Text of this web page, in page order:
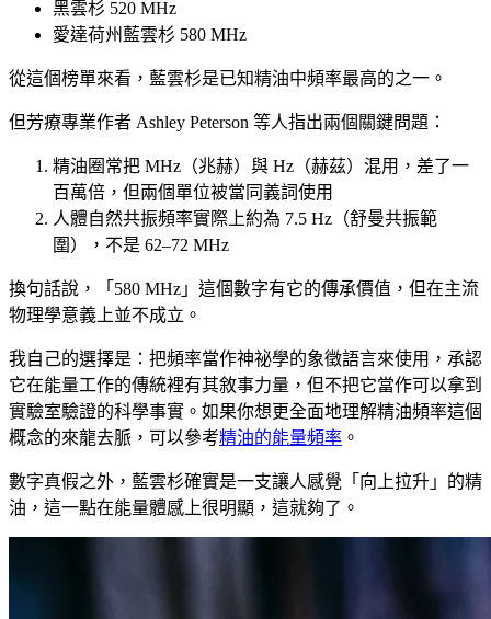
黑雲杉 520 MHz
愛達荷州藍雲杉 580 MHz
從這個榜單來看，藍雲杉是已知精油中頻率最高的之一。
但芳療專業作者 Ashley Peterson 等人指出兩個關鍵問題：
精油圈常把 MHz（兆赫）與 Hz（赫茲）混用，差了一
百萬倍，但兩個單位被當同義詞使用
人體自然共振頻率實際上約為 7.5 Hz（舒曼共振範
圍），不是 62–72 MHz
換句話說，「580 MHz」這個數字有它的傳承價值，但在主流
物理學意義上並不成立。
我自己的選擇是：把頻率當作神祕學的象徵語言來使用，承認
它在能量工作的傳統裡有其敘事力量，但不把它當作可以拿到
實驗室驗證的科學事實。如果你想更全面地理解精油頻率這個
概念的來龍去脈，可以參考精油的能量頻率 。
數字真假之外，藍雲杉確實是一支讓人感覺「向上拉升」的精
油，這一點在能量體感上很明顯，這就夠了。